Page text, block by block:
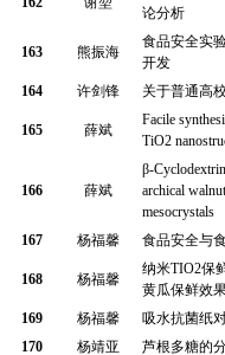
论分析
163 熊振海
食品安全实
开发
164 许剑锋 关于普通高
165 薛斌
Facile
TiO2
166 薛斌
β-
archical
mesocrystals
167 杨福馨 食品安全与
168 杨福馨
纳米TIO2保
黄瓜保鲜效
169 杨福馨 吸水抗菌纸
170
杨靖亚 芦根多糖的